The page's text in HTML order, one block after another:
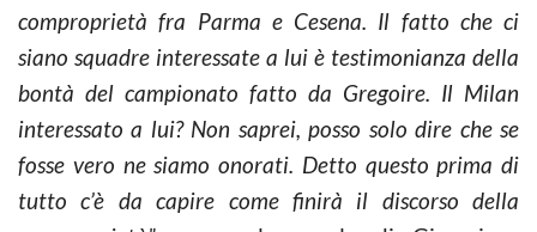
comproprietà fra Parma e Cesena. Il fatto che ci
siano squadre interessate a lui è testimonianza della
bontà del campionato fatto da Gregoire. Il Milan
interessato a lui? Non saprei, posso solo dire che se
fosse vero ne siamo onorati. Detto questo prima di
tutto c’è da capire come finirà il discorso della